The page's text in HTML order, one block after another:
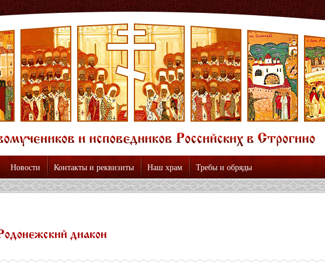
Новости Контакты и реквизиты Наш храм Требы и обряды
диакон